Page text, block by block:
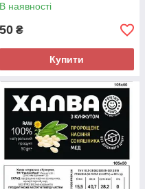
В наявності
50 ₴
Купити